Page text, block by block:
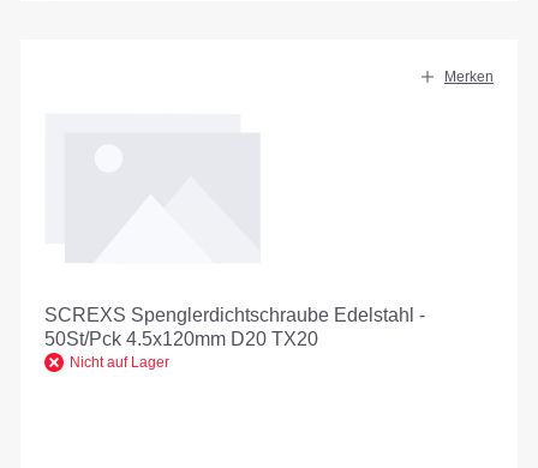
Merken
SCREXS Spenglerdichtschraube Edelstahl -
50St/Pck 4.5x120mm D20 TX20
Nicht auf Lager